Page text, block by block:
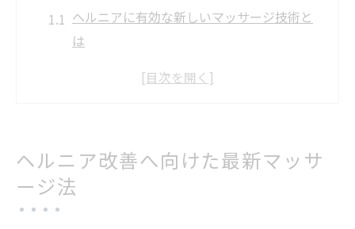
ヘルニアに有効な新しいマッサージ技術と
は
ヘルニア改善へ繋がる専門的なマッサージ
実例に学ぶヘルニアマッサージの効果的な
受け方
ヘルニア改善へ向けた最新マッサ
ージ法